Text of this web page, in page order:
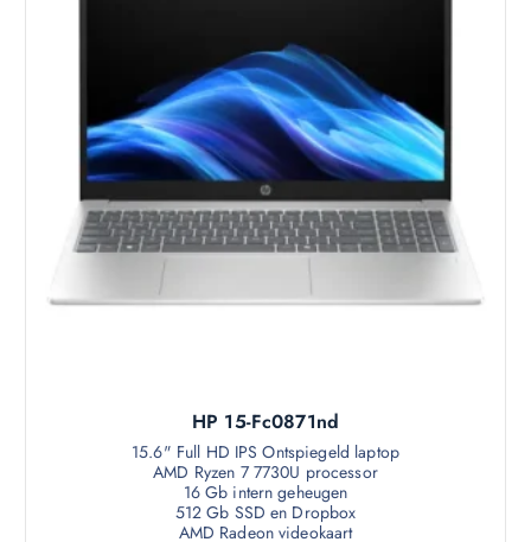
HP 15-Fc0871nd
15.6" Full HD IPS Ontspiegeld laptop
AMD Ryzen 7 7730U processor
16 Gb intern geheugen
512 Gb SSD en Dropbox
AMD Radeon videokaart